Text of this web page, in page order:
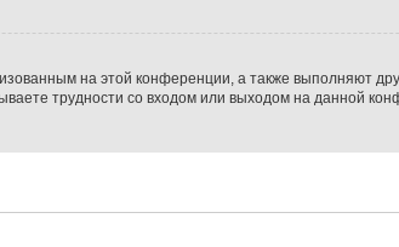
на этой конференции, а также выполняют
трудности со входом или выходом на данной